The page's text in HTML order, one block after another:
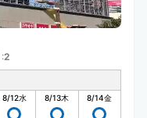
:2
8/12水 8/13木 8/14金